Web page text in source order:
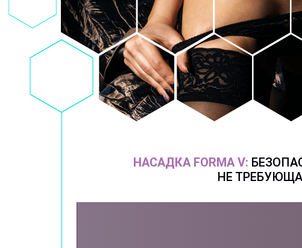
НАСАДКА FORMA V:
НЕ